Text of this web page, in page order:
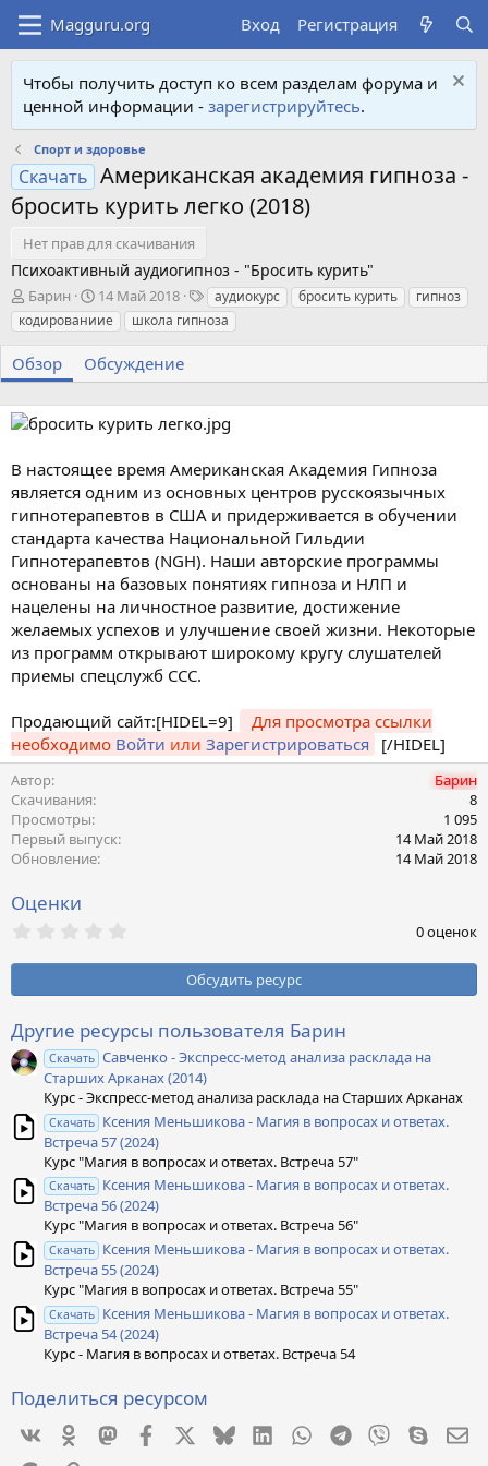
Вход Регистрация
Чтобы получить доступ ко всем разделам форума и
ценной информации - зарегистрируйтесь.
Спорт и здоровье
Скачать Американская академия гипноза -
бросить курить легко (2018)
Нет прав для скачивания
Психоактивный аудиогипноз - "Бросить курить"
А
в
т
о
р
Барин
Д
а
т
а
с
д
н
и
я
14 Май 2018
Т
е
г
аудиокурс бросить курить
гипноз
кодированиие
школа гипноза
Обзор Обсуждение
В настоящее время Американская Академия Гипноза
является одним из основных центров русскоязычных
гипнотерапевтов в США и придерживается в обучении
стандарта качества Национальной Гильдии
Гипнотерапевтов (NGH). Наши авторские программы
основаны на базовых понятиях гипноза и НЛП и
нацелены на личностное развитие, достижение
желаемых успехов и улучшение своей жизни. Некоторые
из программ открывают широкому кругу слушателей
приемы спецслужб ССС.
Продающий сайт:[HIDEL=9]
Для просмотра ссылки
необходимо Войти или Зарегистрироваться [/HIDEL]
Автор
Барин
Скачивания
8
Просмотры
1 095
Первый выпуск
14 Май 2018
Обновление
14 Май 2018
Оценки
0
з
ё
з
д
0 оценок
Обсудить ресурс
Другие ресурсы пользователя Барин
Скачать Савченко - Экспресс-метод анализа расклада на
Старших Арканах (2014)
Курс - Экспресс-метод анализа расклада на Старших Арканах
Скачать Ксения Меньшикова - Магия в вопросах и ответах.
Встреча 57 (2024)
Курс "Магия в вопросах и ответах. Встреча 57"
Скачать Ксения Меньшикова - Магия в вопросах и ответах.
Встреча 56 (2024)
Курс "Магия в вопросах и ответах. Встреча 56"
Скачать Ксения Меньшикова - Магия в вопросах и ответах.
Встреча 55 (2024)
Курс "Магия в вопросах и ответах. Встреча 55"
Скачать Ксения Меньшикова - Магия в вопросах и ответах.
Встреча 54 (2024)
Курс - Магия в вопросах и ответах. Встреча 54
Поделиться ресурсом
VkontakteOdnoklassniki
MastodonFacebook BlueskyLinkedInWhatsApp
Telegram
Viber Skype